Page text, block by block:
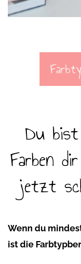
Du bist
Farben
jetzt
Wenn du
ist die